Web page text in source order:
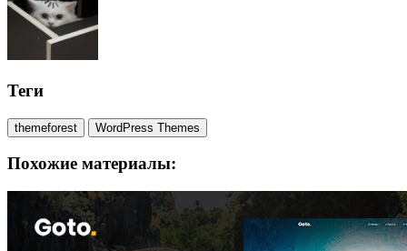
Теги
themeforest WordPress Themes
Похожие материалы: